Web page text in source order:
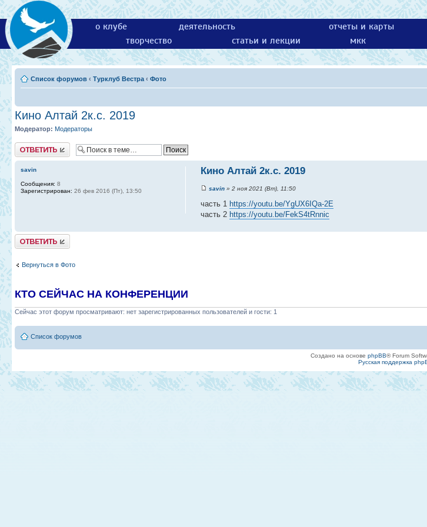
о клубе деятельность отчеты и карты
творчество
статьи и лекции мкк
Список форумов ‹ Турклуб Вестра ‹ Фото
Кино Алтай 2к.с. 2019
Модератор: Модераторы
Ответить
Кино Алтай 2к.с. 2019
savin» 2 ноя 2021 (Вт), 11:50
часть 1 https://youtu.be/YgUX6IQa-2E
часть 2 https://youtu.be/FekS4tRnnic
savin
Сообщения: 8
Зарегистрирован: 26 фев 2016 (Пт), 13:50
Ответить
Вернуться в Фото
КТО СЕЙЧАС НА КОНФЕРЕНЦИИ
Сейчас этот форум просматривают: нет зарегистрированных пользователей и гости: 1
Список форумов
Создано на основе phpBB® Forum
Русская поддержка